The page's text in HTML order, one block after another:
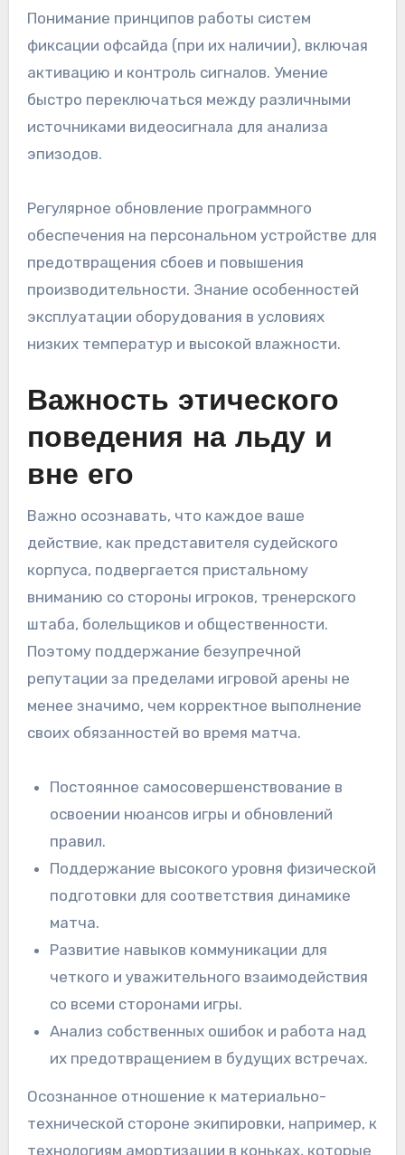
Понимание принципов работы систем
фиксации офсайда (при их наличии), включая
активацию и контроль сигналов. Умение
быстро переключаться между различными
источниками видеосигнала для анализа
эпизодов.
Регулярное обновление программного
обеспечения на персональном устройстве для
предотвращения сбоев и повышения
производительности. Знание особенностей
эксплуатации оборудования в условиях
низких температур и высокой влажности.
Важность этического
поведения на льду и
вне его
Важно осознавать, что каждое ваше
действие, как представителя судейского
корпуса, подвергается пристальному
вниманию со стороны игроков, тренерского
штаба, болельщиков и общественности.
Поэтому поддержание безупречной
репутации за пределами игровой арены не
менее значимо, чем корректное выполнение
своих обязанностей во время матча.
Постоянное самосовершенствование в
освоении нюансов игры и обновлений
правил.
Поддержание высокого уровня физической
подготовки для соответствия динамике
матча.
Развитие навыков коммуникации для
четкого и уважительного взаимодействия
со всеми сторонами игры.
Анализ собственных ошибок и работа над
их предотвращением в будущих встречах.
Осознанное отношение к материально-
технической стороне экипировки, например, к
технологиям амортизации в коньках, которые